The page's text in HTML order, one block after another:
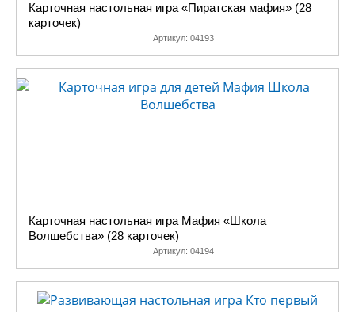
Карточная настольная игра «Пиратская мафия» (28
карточек)
Артикул: 04193
Карточная настольная игра Мафия «Школа
Волшебства» (28 карточек)
Артикул: 04194